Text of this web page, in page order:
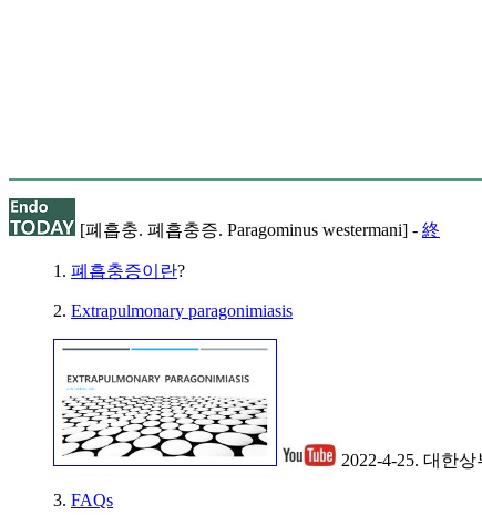
[폐흡충. 폐흡충증. Paragominus westermani] - 終
1. 폐흡충증이란?
2. Extrapulmonary paragonimiasis
2022-4-25. 대한
3. FAQs